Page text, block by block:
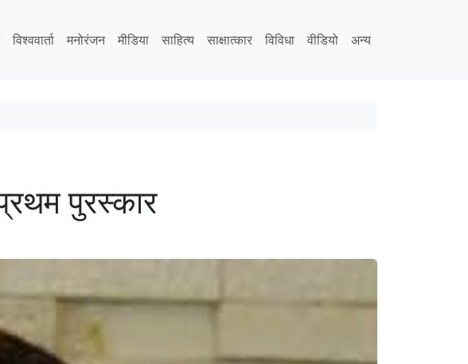
विश्ववार्ता मनोरंजन मीडिया साहित्य साक्षात्कार विविधा वीडियो अन्य
पुरस्कार